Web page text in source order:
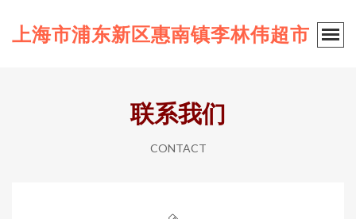
上海市浦东新区惠南镇李林伟超市
联系我们
CONTACT